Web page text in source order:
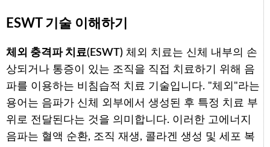
ESWT 기술 이해하기
체외 충격파 치료(ESWT) 체외 치료는 신체 내부의 손
상되거나 통증이 있는 조직을 직접 치료하기 위해 음
파를 이용하는 비침습적 치료 기술입니다. "체외"라는
용어는 음파가 신체 외부에서 생성된 후 특정 치료 부
위로 전달된다는 것을 의미합니다. 이러한 고에너지
음파는 혈액 순환, 조직 재생, 콜라겐 생성 및 세포 복